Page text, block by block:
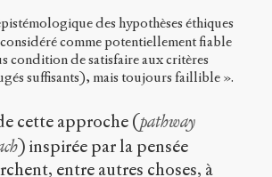
des hypothèses éthiques
comme potentiellement fiable
condition de satisfaire aux critères
suffisants), mais toujours faillible ».
cette approche (pathway
) inspirée par la pensée
entre autres choses, à